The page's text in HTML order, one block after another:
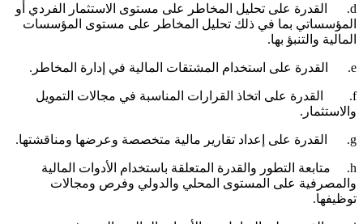
d. القدرة على تحليل المخاطر على مستوى الاستثمار الفردي أو
بما في ذلك تحليل المخاطر على مستوى المؤسسات
والتنبؤ بها.
f. القدرة على اتخاذ القرارات المناسبة في مجالات التمويل
h. متابعة التطور والقدرة المتعلقة باستخدام الأدوات المالية
على المستوى المحلي والدولي وفرص ومجالات